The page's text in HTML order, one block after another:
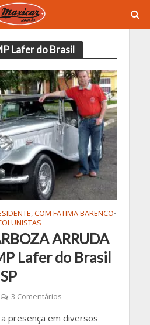
Lafer do Brasil
COM FATIMA BARENCO•
ARRUDA
Lafer do Brasil
3 Comentários
presença em diversos